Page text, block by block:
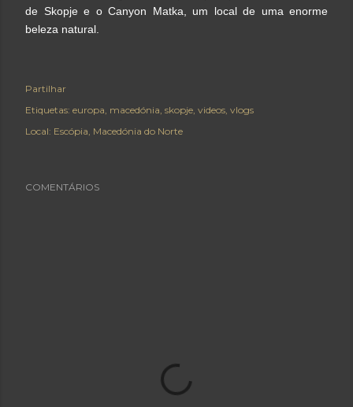
de Skopje e o Canyon Matka, um local de uma enorme
beleza natural.
Partilhar
Etiquetas: europa macedónia skopje videos vlogs
Local: Escópia, Macedónia do Norte
COMENTÁRIOS